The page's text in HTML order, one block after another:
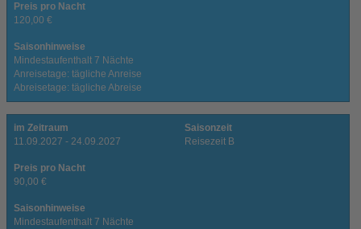
Preis pro Nacht
120,00 €
Saisonhinweise
Mindestaufenthalt 7 Nächte
Anreisetage: tägliche Anreise
Abreisetage: tägliche Abreise
im Zeitraum
11.09.2027 - 24.09.2027
Saisonzeit
Reisezeit B
Preis pro Nacht
90,00 €
Saisonhinweise
Mindestaufenthalt 7 Nächte